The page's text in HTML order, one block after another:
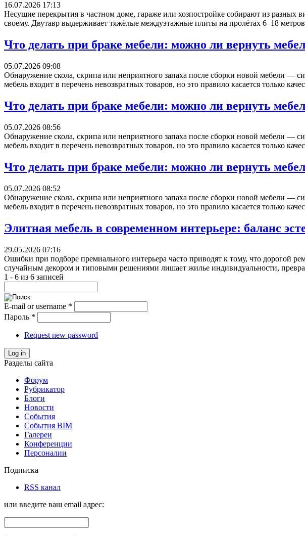
16.07.2026 17:13
Несущие перекрытия в частном доме, гараже или хозпостройке собирают из
своему. Двутавр выдерживает тяжёлые междуэтажные плиты на пролётах 6–18
Что делать при браке мебели: можно ли вернуть
05.07.2026 09:08
Обнаружение скола, скрипа или неприятного запаха после сборки новой мебели —
мебель входит в перечень невозвратных товаров, но это правило касается только
Что делать при браке мебели: можно ли вернуть
05.07.2026 08:56
Обнаружение скола, скрипа или неприятного запаха после сборки новой мебели —
мебель входит в перечень невозвратных товаров, но это правило касается только
Что делать при браке мебели: можно ли вернуть
05.07.2026 08:52
Обнаружение скола, скрипа или неприятного запаха после сборки новой мебели —
мебель входит в перечень невозвратных товаров, но это правило касается только
Элитная мебель в современном интерьере: баланс
29.05.2026 07:16
Ошибки при подборе премиального интерьера часто приводят к тому, что дорогой
случайным декором и типовыми решениями лишает жилье индивидуальности,
1 - 6 из 6 записей
E-mail or username *
Пароль *
Request new password
Log in
Разделы сайта
Форум
Рубрикатор
Блоги
Новости
События
События BIM
Галереи
Конференции
Персоналии
Подписка
RSS канал
или введите ваш email адрес: